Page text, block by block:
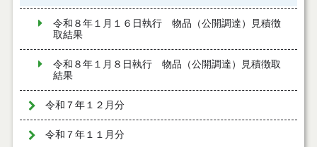
令和８年１月１６日執行 物品（公開調達）見積徴
取結果
令和８年１月８日執行 物品（公開調達）見積徴取
結果
令和７年１２月分
令和７年１１月分